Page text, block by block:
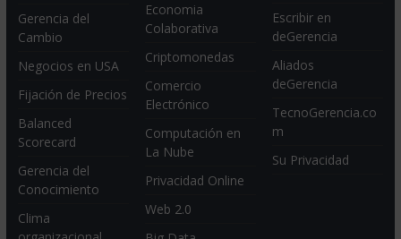
Gerencia del
Cambio
Negocios en USA
Fijación de Precios
Balanced
Scorecard
Gerencia del
Conocimiento
Clima
Economia
Colaborativa
Criptomonedas
Comercio
Electrónico
Computación en
La Nube
Privacidad Online
Web 2.0
Escribir en
deGerencia
Aliados
deGerencia
TecnoGerencia.co
m
Su Privacidad